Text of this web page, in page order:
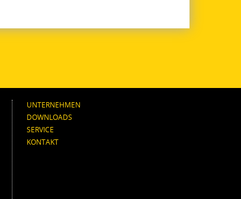
UNTERNEHMEN
DOWNLOADS
SERVICE
KONTAKT